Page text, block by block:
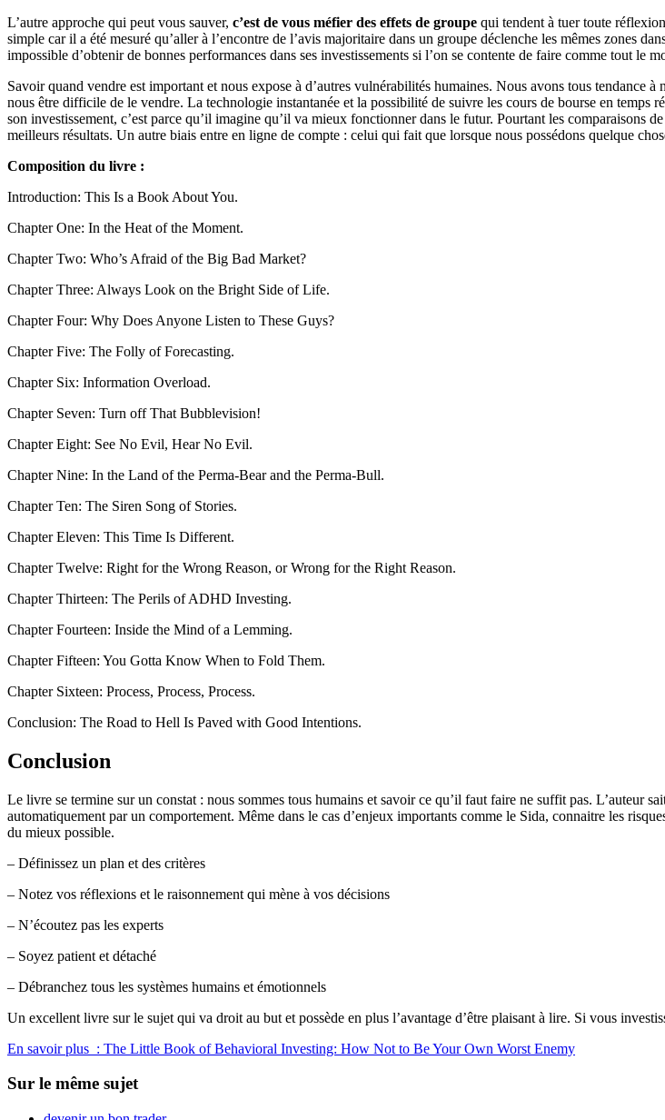
L’autre approche qui peut vous sauver, c’est de vous méfier des effets de groupe qui tendent à tuer toute
simple car il a été mesuré qu’aller à l’encontre de l’avis majoritaire dans un groupe déclenche les mêmes zones
impossible d’obtenir de bonnes performances dans ses investissements si l’on se contente de faire comme tout le
Savoir quand vendre est important et nous expose à d’autres vulnérabilités humaines. Nous avons tous tendance
nous être difficile de le vendre. La technologie instantanée et la possibilité de suivre les cours de bourse en temps
son investissement, c’est parce qu’il imagine qu’il va mieux fonctionner dans le futur. Pourtant les comparaisons
meilleurs résultats. Un autre biais entre en ligne de compte : celui qui fait que lorsque nous possédons quelque
Composition du livre :
Introduction: This Is a Book About You.
Chapter One: In the Heat of the Moment.
Chapter Two: Who’s Afraid of the Big Bad Market?
Chapter Three: Always Look on the Bright Side of Life.
Chapter Four: Why Does Anyone Listen to These Guys?
Chapter Five: The Folly of Forecasting.
Chapter Six: Information Overload.
Chapter Seven: Turn off That Bubblevision!
Chapter Eight: See No Evil, Hear No Evil.
Chapter Nine: In the Land of the Perma-Bear and the Perma-Bull.
Chapter Ten: The Siren Song of Stories.
Chapter Eleven: This Time Is Different.
Chapter Twelve: Right for the Wrong Reason, or Wrong for the Right Reason.
Chapter Thirteen: The Perils of ADHD Investing.
Chapter Fourteen: Inside the Mind of a Lemming.
Chapter Fifteen: You Gotta Know When to Fold Them.
Chapter Sixteen: Process, Process, Process.
Conclusion: The Road to Hell Is Paved with Good Intentions.
Conclusion
Le livre se termine sur un constat : nous sommes tous humains et savoir ce qu’il faut faire ne suffit pas. L’auteur
automatiquement par un comportement. Même dans le cas d’enjeux importants comme le Sida, connaitre les
du mieux possible.
– Définissez un plan et des critères
– Notez vos réflexions et le raisonnement qui mène à vos décisions
– N’écoutez pas les experts
– Soyez patient et détaché
– Débranchez tous les systèmes humains et émotionnels
Un excellent livre sur le sujet qui va droit au but et possède en plus l’avantage d’être plaisant à lire. Si vous
En savoir plus : The Little Book of Behavioral Investing: How Not to Be Your Own Worst Enemy
Sur le même sujet